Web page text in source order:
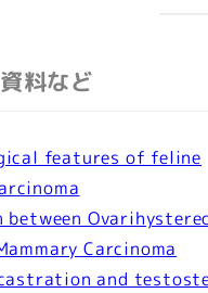
料など
features of feline
between
Carcinoma
and